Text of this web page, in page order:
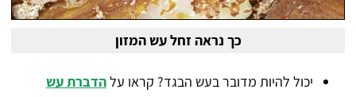
כך נראה זחל עש המזון
יכול להיות מדובר בעש הבגד? קראו עלהדברת עש